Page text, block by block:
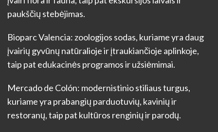
paukščių stebėjimas.
Bioparc Valencia: zoologijos sodas, kuriame yra daug
įvairių gyvūnų natūralioje ir įtraukiančioje aplinkoje,
taip pat edukacinės programos ir užsiėmimai.
Mercado de Colón: modernistinio stiliaus turgus,
kuriame yra prabangių parduotuvių, kavinių ir
restoranų, taip pat kultūros renginių ir parodų.